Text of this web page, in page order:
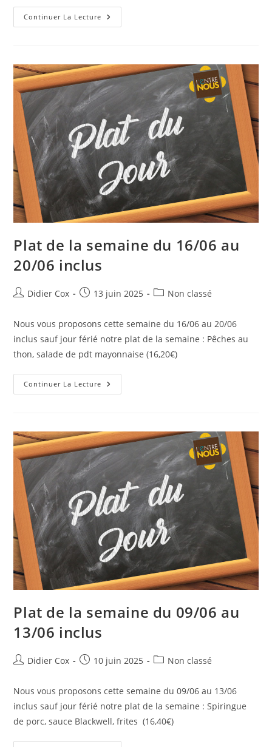
Continuer La Lecture
Plat de la semaine du 16/06 au
20/06 inclus
Didier Cox 13 juin 2025 Non classé
Nous vous proposons cette semaine du 16/06 au 20/06
inclus sauf jour férié notre plat de la semaine : Pêches au
thon, salade de pdt mayonnaise (16,20€)
Continuer La Lecture
Plat de la semaine du 09/06 au
13/06 inclus
Didier Cox 10 juin 2025 Non classé
Nous vous proposons cette semaine du 09/06 au 13/06
inclus sauf jour férié notre plat de la semaine : Spiringue
de porc, sauce Blackwell, frites (16,40€)